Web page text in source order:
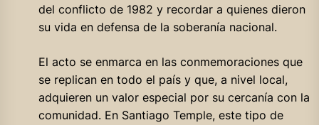
del conflicto de 1982 y recordar a quienes dieron
su vida en defensa de la soberanía nacional.
El acto se enmarca en las conmemoraciones que
se replican en todo el país y que, a nivel local,
adquieren un valor especial por su cercanía con la
comunidad. En Santiago Temple, este tipo de